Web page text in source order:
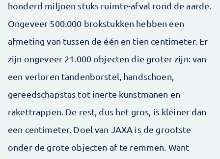
honderd miljoen stuks ruimte-afval rond de aarde.
Ongeveer 500.000 brokstukken hebben een
afmeting van tussen de één en tien centimeter. Er
zijn ongeveer 21.000 objecten die groter zijn: van
een verloren tandenborstel, handschoen,
gereedschapstas tot inerte kunstmanen en
rakettrappen. De rest, dus het gros, is kleiner dan
een centimeter. Doel van JAXA is de grootste
onder de grote objecten af te remmen. Want